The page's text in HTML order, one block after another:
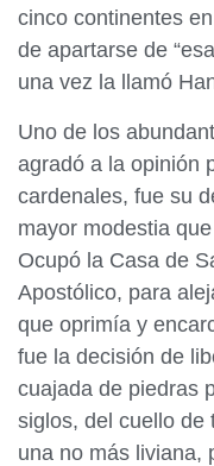
cinco continentes
de apartarse de
una vez la llamó
Uno de los
agradó a la opinión
cardenales, fue su
mayor modestia
Ocupó la Casa de
Apostólico, para
que oprimía y
fue la decisión de
cuajada de piedras
siglos, del cuello de
una no más liviana,